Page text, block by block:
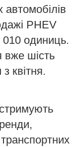
автомобілів
PHEV
одиниць.
вже шість
квітня.